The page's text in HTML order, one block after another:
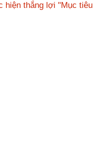
hiện thắng lợi "Mục tiêu